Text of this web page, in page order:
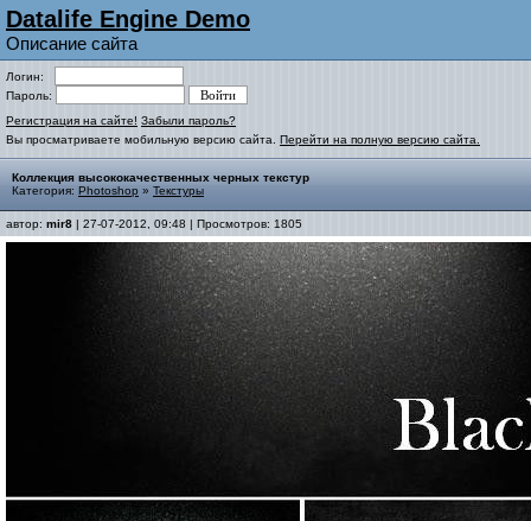
Datalife Engine Demo
Описание сайта
Логин:
Пароль:
Регистрация на сайте! Забыли пароль?
Вы просматриваете мобильную версию сайта. Перейти на полную версию сайта.
Коллекция высококачественных черных текстур
Категория: Photoshop » Текстуры
автор: mir8 | 27-07-2012, 09:48 | Просмотров: 1805